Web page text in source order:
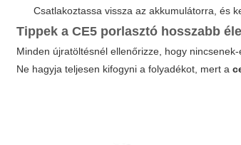
Csatlakoztassa vissza az akkumulátorra, és
Tippek a CE5 porlasztó hosszabb
Minden újratöltésnél ellenőrizze, hogy
Ne hagyja teljesen kifogyni a folyadékot, mert a